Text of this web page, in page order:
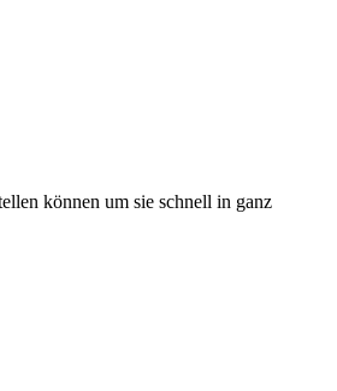
können um sie schnell in ganz